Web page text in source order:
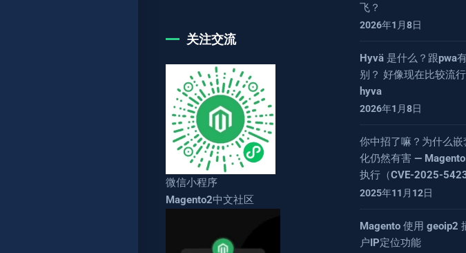
关注交流
微信小程序
Magento2中文社区
飞？
2026年1月8日
Hyvä 是什么？跟pwa
别？ 好像现在比较流
hyva
2026年1月8日
你中招了嘛？为什么嵌
化仍然有害 —
执行（CVE-2025-
2025年11月12日
Magento 使用 geoip2
户IP定位功能